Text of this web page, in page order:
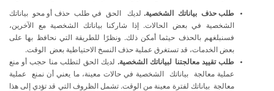
طلب حذف بياناتك الشخصية. لديك الحق في طلب حذف أو محو
بياناتك
الشخصية
في
بعض الحالات. إذا شاركنا بياناتك الشخصية مع الآخرين،
فسنبلغهم بالحذف حيثما أمكن ذلك. ونظرًا للطريقة التي نحافظ بها على
بعض الخدمات، قد تستغرق عملية حذف النسخ الاحتياطية بعض
الوقت.
طلب تقييد معالجتنا لبياناتك الشخصية. لديك الحق لتطلب منا حجب أو منع
عملية معالجة
بياناتك الشخصية في حالات معينة، ما يعني أن نمنع
عملية
معالجة
بياناتك لفترة معينة من الوقت. تشمل الظروف التي قد تؤدي إلى هذا